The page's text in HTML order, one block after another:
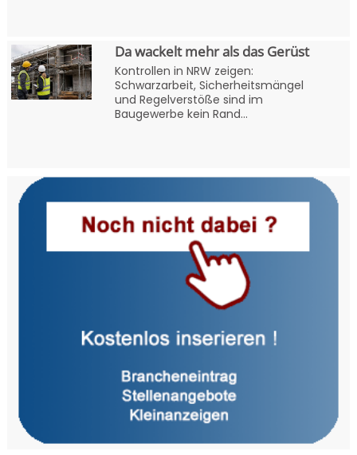
Da wackelt mehr als das Gerüst
Kontrollen in NRW zeigen:
Schwarzarbeit, Sicherheitsmängel
und Regelverstöße sind im
Baugewerbe kein Rand...